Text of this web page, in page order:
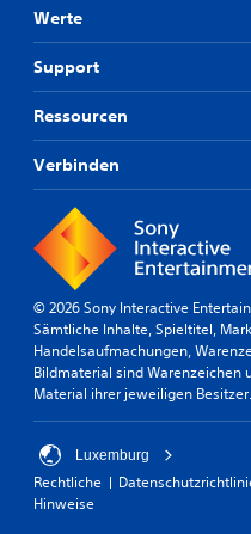
Werte
Support
Ressourcen
Verbinden
© 2026 Sony Interactive
Sämtliche Inhalte, Spieltitel,
Handelsaufmachungen,
Bildmaterial sind
Material ihrer jeweiligen
Luxemburg
Rechtliche
Hinweise